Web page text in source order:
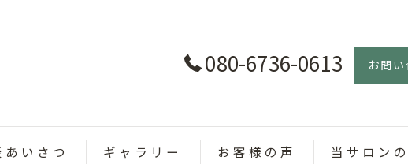
080-6736-0613 お問
あいさつ ギャラリー お客様の声 当サロン